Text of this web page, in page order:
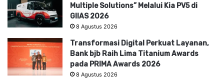
Multiple Solutions” Melalui Kia PV5 di
GIIAS 2026
8 Agustus 2026
Transformasi Digital Perkuat Layanan,
Bank bjb Raih Lima Titanium Awards
pada PRIMA Awards 2026
8 Agustus 2026